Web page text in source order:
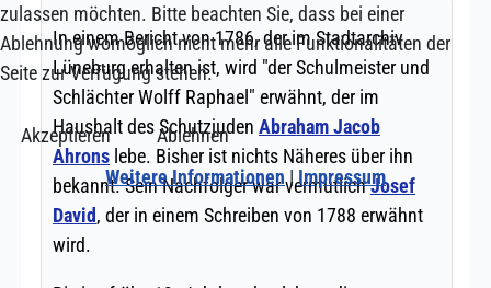
zulassen möchten. Bitte beachten Sie, dass bei einer
Ablehnung womöglich nicht mehr alle Funktionalitäten der
Seite zur Verfügung stehen.
Akzeptieren
Ablehnen
Weitere Informationen|Impressum